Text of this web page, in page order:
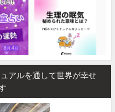
アルを通して世界が幸せ